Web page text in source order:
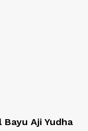
Aji Yudha